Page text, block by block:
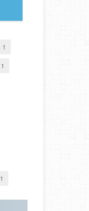
1
1
1